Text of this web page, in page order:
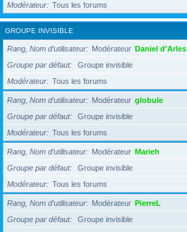
Modérateur
Tous les forums
GROUPE INVISIBLE
Rang, Nom d’utilisateur Modérateur Daniel d'Arles
Groupe par défaut
Groupe invisible
Modérateur
Tous les forums
Rang, Nom d’utilisateur Modérateur globule
Groupe par défaut
Groupe invisible
Modérateur
Tous les forums
Rang, Nom d’utilisateur Modérateur Marieh
Groupe par défaut
Groupe invisible
Modérateur
Tous les forums
Rang, Nom d’utilisateur Modérateur PierreL
Groupe par défaut
Groupe invisible